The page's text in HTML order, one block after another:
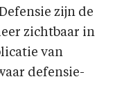
zijn de
zichtbaar in
van
defensie-